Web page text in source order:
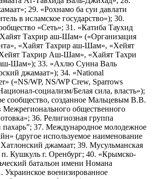
29. «Рохнамо ба суи давлати
в исламское государство»); 30.
«Сеть»; 31. «Катиба Таухид
Тахрир аш-Шам» («Организация
«Хайят Тахрир аш-Шам», «Хейят
Тахрир Аш-Шам», «Хайят Тахри
Шам»); 33. «Ахлю Сунна Валь
джамаат»); 34. «National
(«NS/WP, NS/WP Crew, Sparrows
социализм/Белая сила, власть»);
сообщество, созданное Мальцевым В.В.
Межрегионального общественного
36. Религиозная группа
37. Международное молодежное
(другое используемое наименование
джамаат; 39. Мусульманская
п. Кушкуль г. Оренбург; 40. «Крымско-
батальон имени Номана
Украинское военизированное